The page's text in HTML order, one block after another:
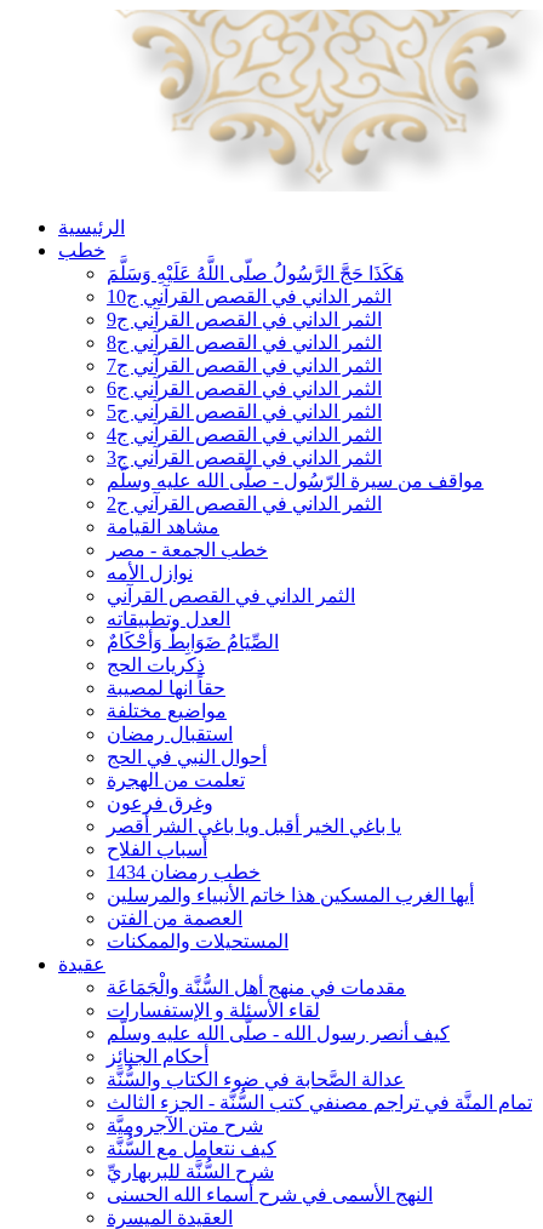
الرئيسية
خطب
هَكَذَا حَجَّ الرَّسُولُ صلّى اللَّهُ عَلَيْهِ وَسَلَّمَ
الثمر الداني في القصص القرآني ج10
الثمر الداني في القصص القرآني ج9
الثمر الداني في القصص القرآني ج8
الثمر الداني في القصص القرآني ج7
الثمر الداني في القصص القرآني ج6
الثمر الداني في القصص القرآني ج5
الثمر الداني في القصص القرآني ج4
الثمر الداني في القصص القرآني ج3
مواقف من سيرة الرّسُول - صلّى الله عليه وسلّم
الثمر الداني في القصص القرآني ج2
مشاهد القيامة
خطب الجمعة - مصر
نوازل الأمه
الثمر الداني في القصص القرآني
العدل وتطبيقاته
الصِّيَامُ ضَوَابِطٌ وَأحْكَامٌ
ذكريات الحج
حقاً انها لمصيبة
مواضيع مختلفة
استقبال رمضان
أحوال النبي في الحج
تعلمت من الهجرة
وغرق فرعون
يا باغي الخير أقبل ويا باغي الشر أقصر
أسباب الفلاح
خطب رمضان 1434
أيها الغرب المسكين هذا خاتم الأنبياء والمرسلين
العصمة من الفتن
المستحيلات والممكنات
عقيدة
مقدمات في منهج أهل السُّنَّة والْجَمَاعَة
لقاء الأسئلة و الإستفسارات
كيف أنصر رسول الله - صلّى الله عليه وسلّم
أحكام الجنائِز
عدالة الصَّحابة في ضوء الكتاب والسُّنَّة
تمام المنَّة في تراجم مصنفي كتب السُّنَّة - الجزء الثالث
شرح متن الآجروميَّة
كيف نتعامل مع السُّنَّة
شرح السُّنَّة للبربهاريِّ
النهج الأسمى في شرح أسماء الله الحسنى
العقيدة الميسرة